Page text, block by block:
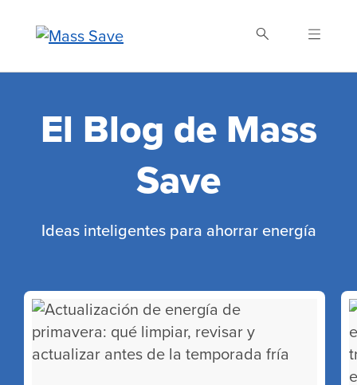
content
Buscar Mass Save
El Blog de Mass
Save
Ideas inteligentes para ahorrar energía